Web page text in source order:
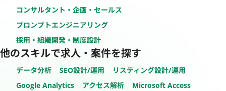
コンサルタント・企画・セールス
プロンプトエンジニアリング
採用・組織開発・制度設計
他のスキルで求人・案件を探す
データ分析 SEO設計/運用
リスティング設計/運用
Google Analytics
アクセス解析 Microsoft Access